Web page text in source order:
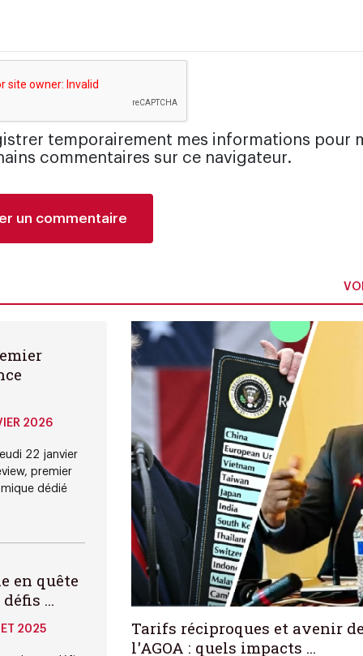
temporairement mes informations pour
commentaires sur ce navigateur.
2026
22 janvier
premier
dédié
en quête
...
2025
Tarifs réciproques et avenir
l'AGOA : quels impacts ...